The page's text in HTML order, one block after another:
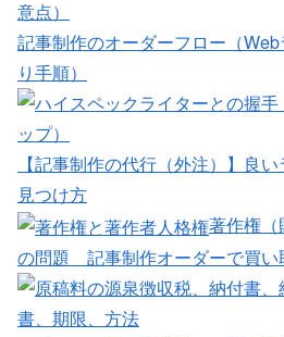
記事制作のオーダーフロー（
り手順）
【記事制作の代行（外注）】良
見つけ方
著作権
の問題 記事制作オーダーで買い